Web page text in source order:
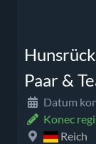
Paar &
Datum
Konec
Reich